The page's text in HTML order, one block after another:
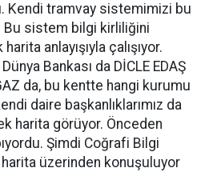
Kendi tramvay sistemimizi bu
sistem bilgi kirliliğini
anlayışıyla çalışıyor.
Bankası da DİCLE EDAŞ
da, bu kentte hangi kurumu
daire başkanlıklarımız da
harita görüyor. Önceden
Şimdi Coğrafi Bilgi
üzerinden konuşuluyor